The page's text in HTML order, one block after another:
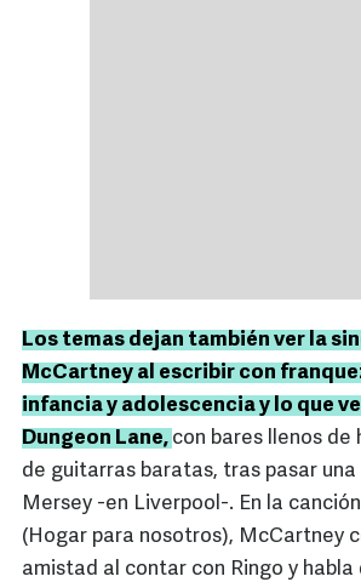
Los temas dejan también ver la
McCartney al escribir con
infancia y adolescencia y lo que
Dungeon Lane, con bares llenos de
de guitarras baratas, tras pasar
Mersey -en Liverpool-. En la
(Hogar para nosotros), McCartney
amistad al contar con Ringo y